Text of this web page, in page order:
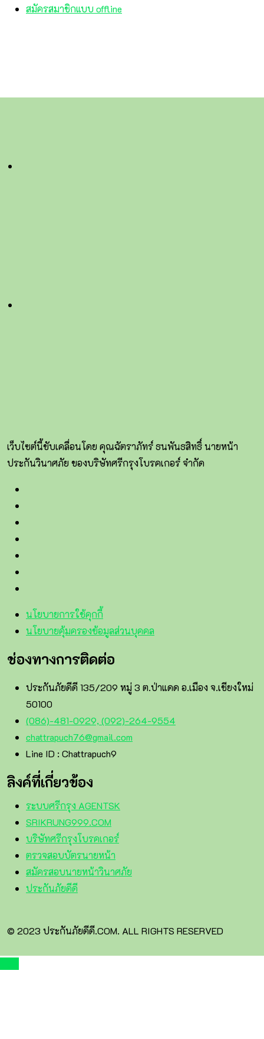
สมัครสมาชิกแบบ offline
เว็บไซต์นี้ขับเคลื่อนโดย คุณฉัตราภัทร์ ธนพันธสิทธิ์ นายหน้า
ประกันวินาศภัย ของบริษัทศรีกรุงโบรคเกอร์ จำกัด
นโยบายการใช้คุกกี้
นโยบายคุ้มครองข้อมูลส่วนบุคคล
ช่องทางการติดต่อ
ประกันภัยดีดี 135/209 หมู่ 3 ต.ป่าแดด อ.เมือง จ.เชียงใหม่
50100
(086)-481-0929, (092)-264-9554
chattrapuch76@gmail.com
Line ID : Chattrapuch9
ลิงค์ที่เกี่ยวข้อง
ระบบศรีกรุง AGENTSK
SRIKRUNG999.COM
บริษัทศรีกรุงโบรคเกอร์
ตรวจสอบบัตรนายหน้า
สมัครสอบนายหน้าวินาศภัย
ประกันภัยดีดี
© 2023 ประกันภัยดีดี.COM. ALL RIGHTS RESERVED